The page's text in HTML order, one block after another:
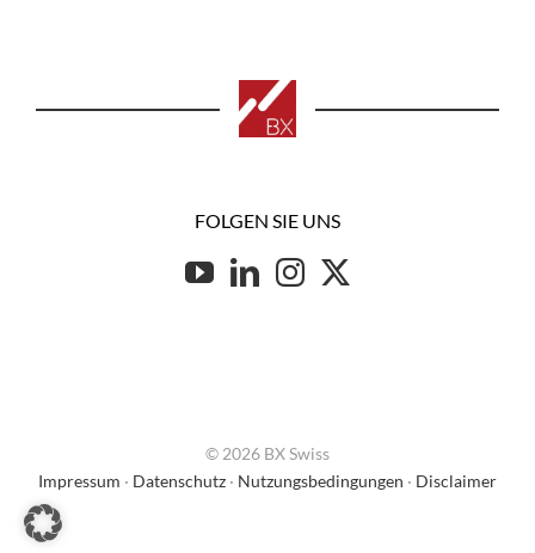
FOLGEN SIE UNS
© 2026 BX Swiss
Impressum · Datenschutz · Nutzungsbedingungen · Disclaimer